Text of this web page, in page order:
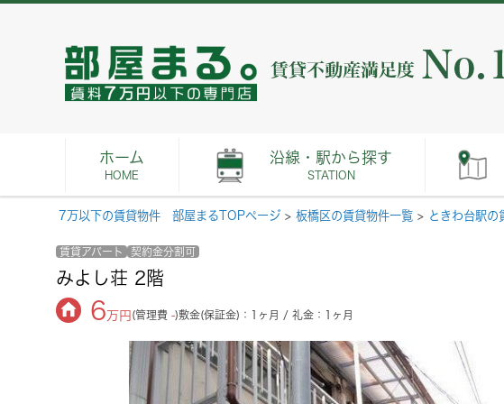
ホーム
HOME
沿線・駅から探す
STATION
7万以下の賃貸物件 部屋まるTOPページ > 板橋区の賃貸物件一覧 > ときわ台駅の
賃貸アパート 契約金分割可
みよし荘 2階
6 万円 (管理費 -)敷金(保証金)：1ヶ月 / 礼金：1ヶ月